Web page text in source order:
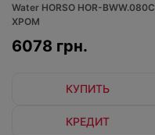
Water HORSO HOR-BWW.080C
ХРОМ
6078 грн.
КУПИТЬ
КРЕДИТ